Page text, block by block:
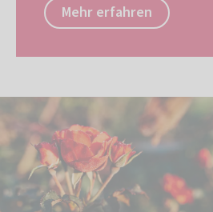
Mehr erfahren